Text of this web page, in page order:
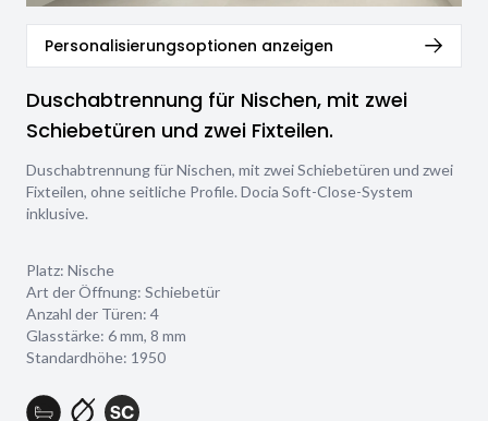
Personalisierungsoptionen anzeigen
Duschabtrennung für Nischen, mit zwei
Schiebetüren und zwei Fixteilen.
Duschabtrennung für Nischen, mit zwei Schiebetüren und zwei
Fixteilen, ohne seitliche Profile. Docia Soft-Close-System
inklusive.
Platz: Nische
Art der Öffnung: Schiebetür
Anzahl der Türen: 4
Glasstärke: 6 mm, 8 mm
Standardhöhe: 1950